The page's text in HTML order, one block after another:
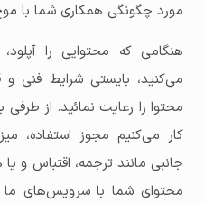
مورد چگونگی همکاری شما با
هنگامی که محتوایی را آپلود،
می‌کنید، بایستی شرایط فنی
محتوا را رعایت نمائید. از طرفی
کار می‌کنیم مجوز استفاده،
جانبی مانند ترجمه، اقتباس و
محتوای شما با سرویس‌های ما